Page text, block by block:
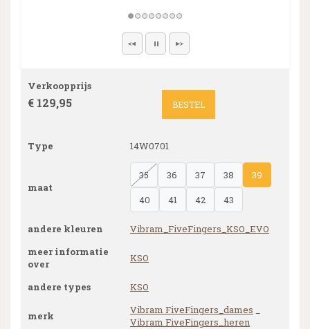
Verkoopprijs
€ 129,95 BESTEL
Type 14W0701
maat
35 36 37 38
39
40
41 42 43
andere kleuren
Vibram_FiveFingers_KSO_EVO
meer informatie
over
KSO
andere types KSO
merk Vibram FiveFingers_dames
Vibram FiveFingers_heren